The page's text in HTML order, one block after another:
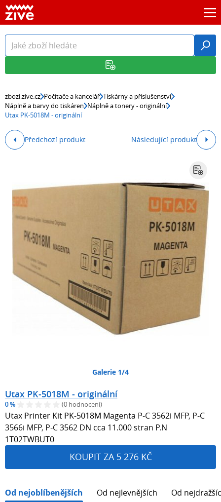
zbozi.zive.cz Počítače a kancelář Tiskárny a příslušenství
Náplně a barvy do tiskáren Náplně a tonery - originální
Utax PK-5018M - originální
Předchozí produkt Následující produkt
Galerie 1/4
Utax PK-5018M - originální
0 % (0 hodnocení)
Utax Printer Kit PK-5018M Magenta P-C 3562i MFP, P-C
3566i MFP, P-C 3562 DN cca 11.000 stran P.N
1T02TWBUT0
KOUPIT ZA 5 276 KČ
Od nejoblíbenějších Od nejlevnějších Od